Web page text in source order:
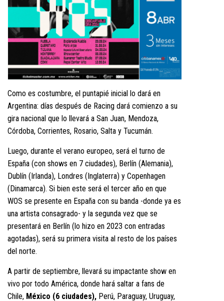
Como es costumbre, el puntapié inicial lo dará en
Argentina: días después de Racing dará comienzo a su
gira nacional que lo llevará a San Juan, Mendoza,
Córdoba, Corrientes, Rosario, Salta y Tucumán.
Luego, durante el verano europeo, será el turno de
España (con shows en 7 ciudades), Berlín (Alemania),
Dublín (Irlanda), Londres (Inglaterra) y Copenhagen
(Dinamarca). Si bien este será el tercer año en que
WOS se presente en España con su banda -donde ya es
una artista consagrado- y la segunda vez que se
presentará en Berlín (lo hizo en 2023 con entradas
agotadas), será su primera visita al resto de los países
del norte.
A partir de septiembre, llevará su impactante show en
vivo por todo América, donde hará saltar a fans de
Chile, México (6 ciudades), Perú, Paraguay, Uruguay,